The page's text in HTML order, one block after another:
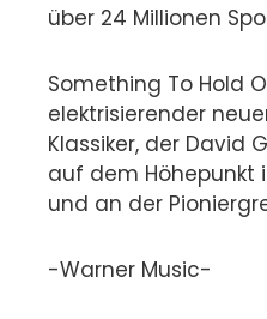
über 24 Millionen
Something To Hold
elektrisierender
Klassiker, der David
auf dem Höhepunkt
und an der
-Warner Music-